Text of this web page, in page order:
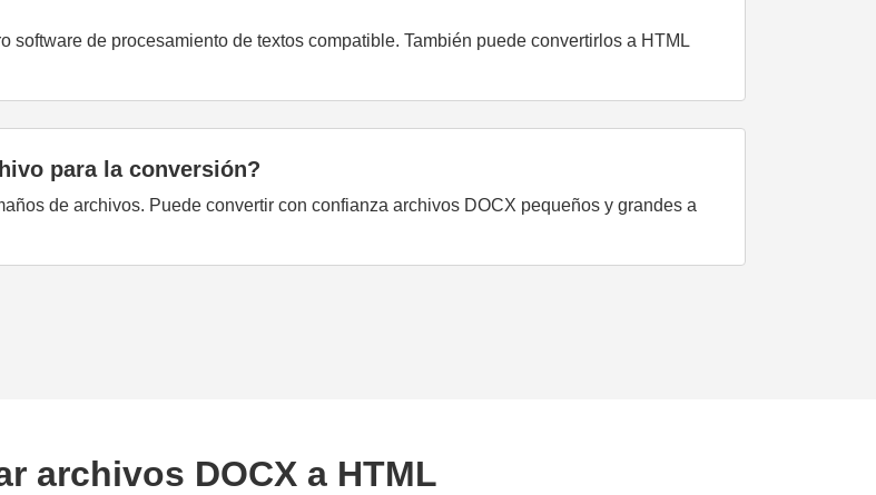
software de procesamiento de textos compatible. También puede convertirlos a HTML
para la conversión?
de archivos. Puede convertir con confianza archivos DOCX pequeños y grandes a
archivos DOCX a HTML